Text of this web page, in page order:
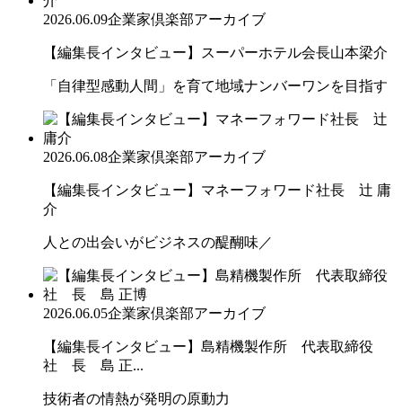
2026.06.09企業家倶楽部アーカイブ
【編集長インタビュー】スーパーホテル会長山本梁介
「自律型感動人間」を育て地域ナンバーワンを目指す
2026.06.08企業家倶楽部アーカイブ
【編集長インタビュー】マネーフォワード社長 辻 庸
介
人との出会いがビジネスの醍醐味／
2026.06.05企業家倶楽部アーカイブ
【編集長インタビュー】島精機製作所 代表取締役
社 長 島 正...
技術者の情熱が発明の原動力